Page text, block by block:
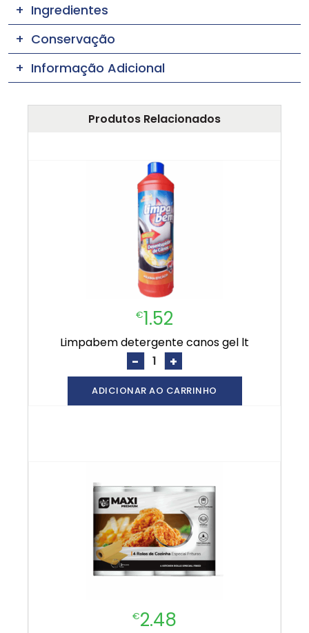
Ingredientes
Conservação
Informação Adicional
Produtos Relacionados
€1.52
limpabem detergente canos gel lt
- +
ADICIONAR AO CARRINHO
€2.48